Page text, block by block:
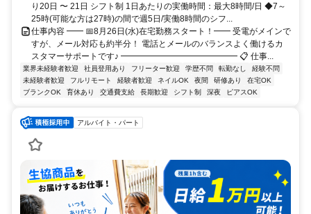
り20日 〜 21日 シフト制 1日あたりの実働時間：最大8時間/日 ◆7～
25時(可能な方は27時)の間で週5日/実働8時間のシフ...
仕事内容 ━━ 📅8月26日(水)在宅勤務スタート！━━ 受電がメインで
すが、メール対応も約半分！ 電話とメールのバランスよく働けるカ
スタマーサポートです♪ ━━━━━━━━━━━━━━ 📋 仕事...
業界未経験者歓迎 社員登用あり フリーター歓迎 学歴不問 転勤なし
経験不問
未経験者歓迎
フルリモート 経験者歓迎 ネイルOK 夜間 研修あり
在宅OK
ブランクOK
育休あり 交通費支給 長期歓迎 シフト制 深夜 ピアスOK
アルバイト・パート